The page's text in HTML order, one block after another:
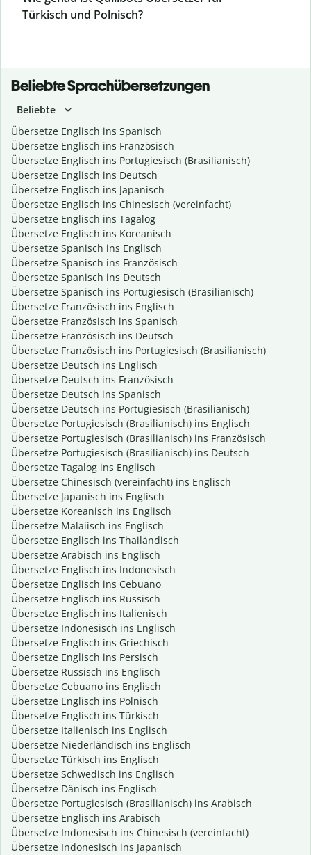
Türkisch und Polnisch?
Beliebte Sprachübersetzungen
Beliebte
Übersetze Englisch ins Spanisch
Übersetze Englisch ins Französisch
Übersetze Englisch ins Portugiesisch (Brasilianisch)
Übersetze Englisch ins Deutsch
Übersetze Englisch ins Japanisch
Übersetze Englisch ins Chinesisch (vereinfacht)
Übersetze Englisch ins Tagalog
Übersetze Englisch ins Koreanisch
Übersetze Spanisch ins Englisch
Übersetze Spanisch ins Französisch
Übersetze Spanisch ins Deutsch
Übersetze Spanisch ins Portugiesisch (Brasilianisch)
Übersetze Französisch ins Englisch
Übersetze Französisch ins Spanisch
Übersetze Französisch ins Deutsch
Übersetze Französisch ins Portugiesisch (Brasilianisch)
Übersetze Deutsch ins Englisch
Übersetze Deutsch ins Französisch
Übersetze Deutsch ins Spanisch
Übersetze Deutsch ins Portugiesisch (Brasilianisch)
Übersetze Portugiesisch (Brasilianisch) ins Englisch
Übersetze Portugiesisch (Brasilianisch) ins Französisch
Übersetze Portugiesisch (Brasilianisch) ins Deutsch
Übersetze Tagalog ins Englisch
Übersetze Chinesisch (vereinfacht) ins Englisch
Übersetze Japanisch ins Englisch
Übersetze Koreanisch ins Englisch
Übersetze Malaiisch ins Englisch
Übersetze Englisch ins Thailändisch
Übersetze Arabisch ins Englisch
Übersetze Englisch ins Indonesisch
Übersetze Englisch ins Cebuano
Übersetze Englisch ins Russisch
Übersetze Englisch ins Italienisch
Übersetze Indonesisch ins Englisch
Übersetze Englisch ins Griechisch
Übersetze Englisch ins Persisch
Übersetze Russisch ins Englisch
Übersetze Cebuano ins Englisch
Übersetze Englisch ins Polnisch
Übersetze Englisch ins Türkisch
Übersetze Italienisch ins Englisch
Übersetze Niederländisch ins Englisch
Übersetze Türkisch ins Englisch
Übersetze Schwedisch ins Englisch
Übersetze Dänisch ins Englisch
Übersetze Portugiesisch (Brasilianisch) ins Arabisch
Übersetze Englisch ins Arabisch
Übersetze Indonesisch ins Chinesisch (vereinfacht)
Übersetze Indonesisch ins Japanisch